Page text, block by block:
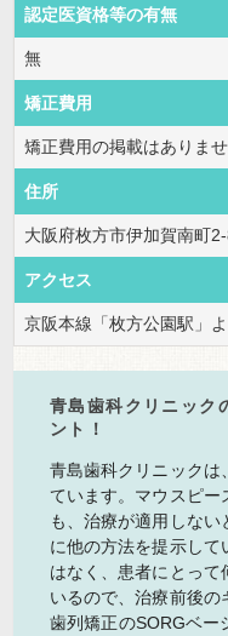
認定医資格等の有無
無
矯正費用
矯正費用の掲載はありま
住所
大阪府枚方市伊加賀南町
アクセス
京阪本線「枚方公園駅」
青島歯科クリニック
ント！
青島歯科クリニックは
ています。マウスピー
も、治療が適用しな
に他の方法を提示し
はなく、患者にとって
いるので、治療前後の
歯列矯正のSORGベー